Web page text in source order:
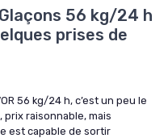
56 kg/24 h
prises de
56 kg/24 h, c’est un peu le
raisonnable, mais
est capable de sortir